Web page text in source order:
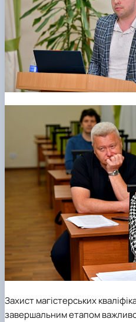
Захист магістерських
завершальним етапом